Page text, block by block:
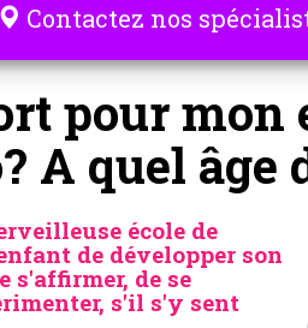
Contactez nos
pour mon
A quel âge
école de
de développer son
s'affirmer, de se
s'il s'y sent